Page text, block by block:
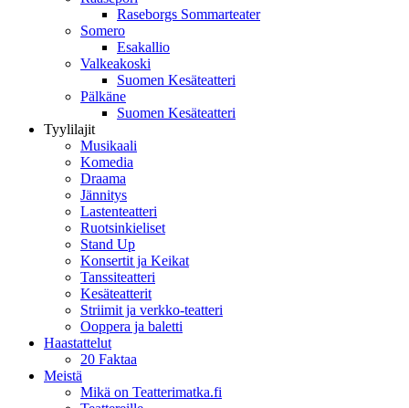
Raseborgs Sommarteater
Somero
Esakallio
Valkeakoski
Suomen Kesäteatteri
Pälkäne
Suomen Kesäteatteri
Tyylilajit
Musikaali
Komedia
Draama
Jännitys
Lastenteatteri
Ruotsinkieliset
Stand Up
Konsertit ja Keikat
Tanssiteatteri
Kesäteatterit
Striimit ja verkko-teatteri
Ooppera ja baletti
Haastattelut
20 Faktaa
Meistä
Mikä on Teatterimatka.fi